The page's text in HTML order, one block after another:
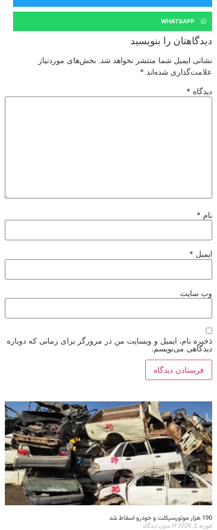
WHATSAPP
دیدگاهتان را بنویسید
نشانی ایمیل شما منتشر نخواهد شد. بخش‌های موردنیاز
علامت‌گذاری شده‌اند*
دیدگاه*
نام*
ایمیل *
وب‌ سایت
ذخیره نام، ایمیل و وبسایت من در مرورگر برای زمانی که دوباره
دیدگاهی می‌نویسم.
190 هزار موتورسیکلت و خودرو اسقاط شد
فوریه 1, 2026 بدون دیدگاه